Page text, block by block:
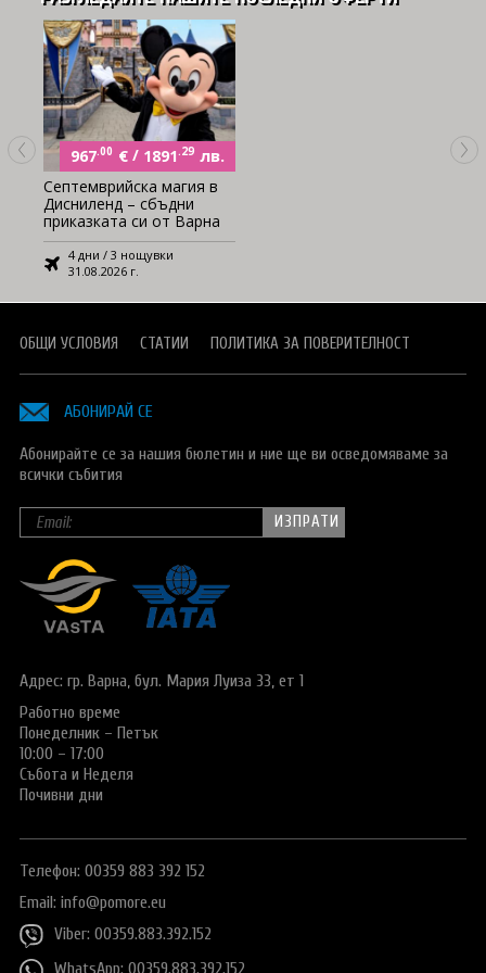
967.00 €/ 1891.29 лв.
Септемврийска магия в
Дисниленд – сбъдни
приказката си от Варна
4 дни / 3 нощувки
31.08.2026 г.
ОБЩИ УСЛОВИЯ СТАТИИ ПОЛИТИКА ЗА ПОВЕРИТЕЛНОСТ
АБОНИРАЙ СЕ
Абонирайте се за нашия бюлетин и ние ще ви осведомяваме за
всички събития
Адрес: гр. Варна, бул. Мария Луиза 33, ет 1
Работно време
Понеделник – Петък
10:00 – 17:00
Събота и Неделя
Почивни дни
Телефон: 00359 883 392 152
Email: info@pomore.eu
Viber: 00359.883.392.152
WhatsApp: 00359.883.392.152